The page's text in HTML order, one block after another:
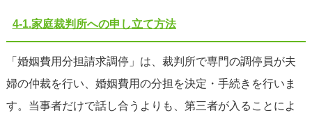
4-1.家庭裁判所への申し立て方法
「婚姻費用分担請求調停」は、裁判所で専門の調停員が夫
婦の仲裁を行い、婚姻費用の分担を決定・手続きを行いま
す。当事者だけで話し合うよりも、第三者が入ることによ